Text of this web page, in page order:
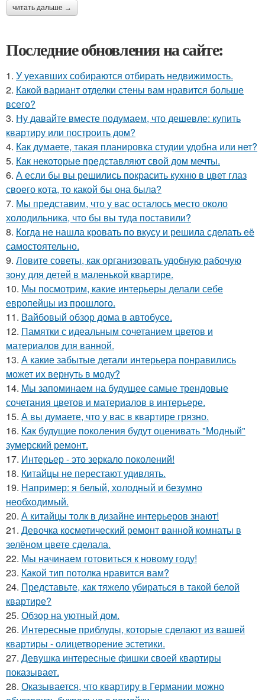
читать дальше →
Последние обновления на сайте:
1. У уехавших собираются отбирать недвижимость.
2. Какой вариант отделки стены вам нравится больше
всего?
3. Ну давайте вместе подумаем, что дешевле: купить
квартиру или построить дом?
4. Как думаете, такая планировка студии удобна или нет?
5. Как некоторые представляют свой дом мечты.
6. А если бы вы решились покрасить кухню в цвет глаз
своего кота, то какой бы она была?
7. Мы представим, что у вас осталось место около
холодильника, что бы вы туда поставили?
8. Когда не нашла кровать по вкусу и решила сделать её
самостоятельно.
9. Ловите советы, как организовать удобную рабочую
зону для детей в маленькой квартире.
10. Мы посмотрим, какие интерьеры делали себе
европейцы из прошлого.
11. Вайбовый обзор дома в автобусе.
12. Памятки с идеальным сочетанием цветов и
материалов для ванной.
13. А какие забытые детали интерьера понравились
может их вернуть в моду?
14. Мы запоминаем на будущее самые трендовые
сочетания цветов и материалов в интерьере.
15. А вы думаете, что у вас в квартире грязно.
16. Как будущие поколения будут оценивать "Модный"
зумерский ремонт.
17. Интерьер - это зеркало поколений!
18. Китайцы не перестают удивлять.
19. Например: я белый, холодный и безумно
необходимый.
20. А китайцы толк в дизайне интерьеров знают!
21. Девочка косметический ремонт ванной комнаты в
зелёном цвете сделала.
22. Мы начинаем готовиться к новому году!
23. Какой тип потолка нравится вам?
24. Представьте, как тяжело убираться в такой белой
квартире?
25. Обзор на уютный дом.
26. Интересные приблуды, которые сделают из вашей
квартиры - олицетворение эстетики.
27. Девушка интересные фишки своей квартиры
показывает.
28. Оказывается, что квартиру в Германии можно